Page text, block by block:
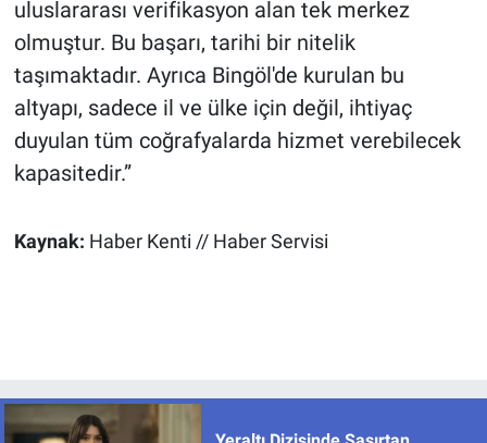
uluslararası verifikasyon alan tek merkez
olmuştur. Bu başarı, tarihi bir nitelik
taşımaktadır. Ayrıca Bingöl'de kurulan bu
altyapı, sadece il ve ülke için değil, ihtiyaç
duyulan tüm coğrafyalarda hizmet verebilecek
kapasitedir.”
Kaynak: Haber Kenti // Haber Servisi